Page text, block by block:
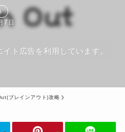
7日
ト広告を利用しています。
ブレインアウト)攻略